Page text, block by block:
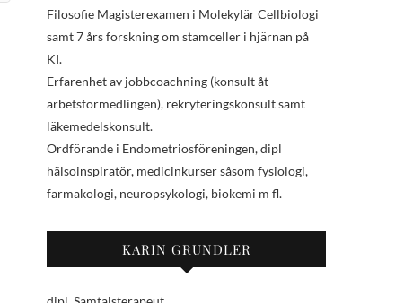
Filosofie Magisterexamen i Molekylär Cellbiologi
samt 7 års forskning om stamceller i hjärnan på
KI.
Erfarenhet av jobbcoachning (konsult åt
arbetsförmedlingen), rekryteringskonsult samt
läkemedelskonsult.
Ordförande i Endometriosföreningen, dipl
hälsoinspiratör, medicinkurser såsom fysiologi,
farmakologi, neuropsykologi, biokemi m fl.
KARIN GRUNDLER